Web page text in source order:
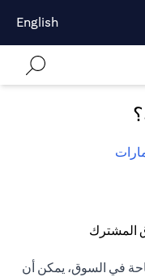
English
في السوق، يمكن أن